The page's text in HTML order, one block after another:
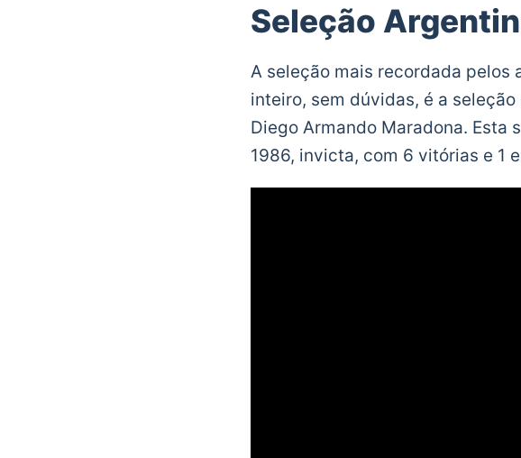
Seleção
A seleção mais recordada pelos
inteiro, sem dúvidas, é a
Diego Armando Maradona. Esta
1986, invicta, com 6 vitórias e 1